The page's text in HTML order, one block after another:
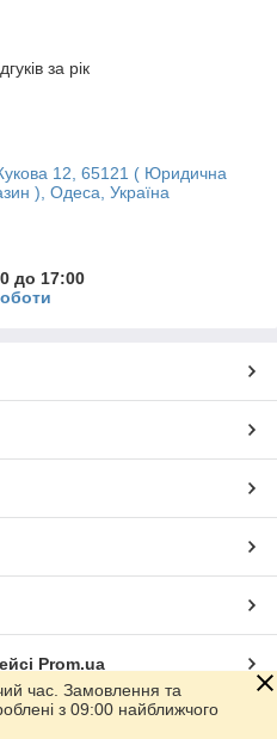
за рік
12, 65121 ( Юридична
), Одеса, Україна
до 17:00
Prom.ua
час. Замовлення та
з 09:00 найближчого